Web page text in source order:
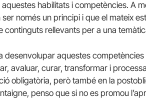
habilitats i competències. A
només un principi i que el mateix
continguts rellevants per a una
desenvolupar aquestes
avaluar, curar, transformar i
obligatòria, però també en la
penso que si no es promou